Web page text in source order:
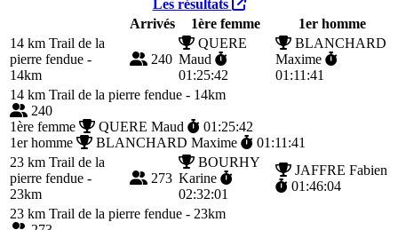
Les résultats
Arrivés
1ère femme
1er homme
14 km Trail de la
pierre fendue -
14km
240
QUERE
Maud
01:25:42
BLANCHARD
Maxime
01:11:41
14 km Trail de la pierre fendue - 14km
240
1ère femme
QUERE Maud
01:25:42
1er homme
BLANCHARD Maxime
01:11:41
23 km Trail de la
pierre fendue -
23km
273
BOURHY
Karine
02:32:01
JAFFRE Fabien
01:46:04
23 km Trail de la pierre fendue - 23km